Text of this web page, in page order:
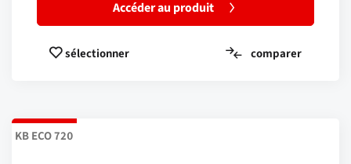
Accéder au produit
sélectionner comparer
KB ECO 720